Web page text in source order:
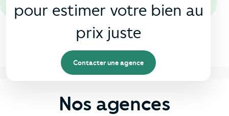
pour estimer votre bien au
prix juste
Contacter une agence
Nos agences